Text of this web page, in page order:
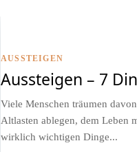
AUSSTEIGEN
Aussteigen – 7
Viele Menschen träumen
Altlasten ablegen, dem Leben
wirklich wichtigen Dinge...